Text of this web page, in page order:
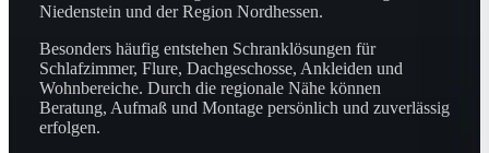
Niedenstein und der Region Nordhessen.
Besonders häufig entstehen Schranklösungen für
Schlafzimmer, Flure, Dachgeschosse, Ankleiden und
Wohnbereiche. Durch die regionale Nähe können
Beratung, Aufmaß und Montage persönlich und zuverlässig
erfolgen.